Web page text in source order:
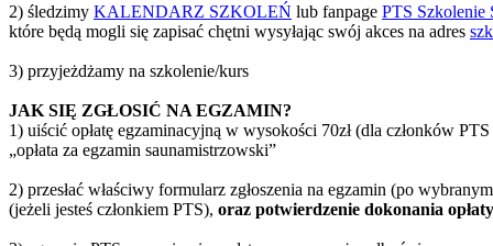
2) śledzimy KALENDARZ SZKOLEŃ lub fanpage PTS Szkolenie
które będą mogli się zapisać chętni wysyłając swój akces na adres
3) przyjeżdżamy na szkolenie/kurs
JAK SIĘ ZGŁOSIĆ NA EGZAMIN?
1) uiścić opłatę egzaminacyjną w wysokości 70zł (dla członków
„opłata za egzamin saunamistrzowski”
2) przesłać właściwy formularz zgłoszenia na egzamin (po
(jeżeli jesteś członkiem PTS), oraz potwierdzenie dokonania